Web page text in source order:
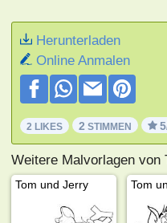
Herunterladen
Online Anmalen
2 LIKES 2 STIMMEN 5
Weitere Malvorlagen von
Tom und Jerry